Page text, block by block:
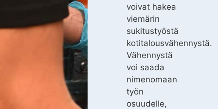
voivat hakea
viemärin
sukitustyöstä
kotitalousvähennystä.
Vähennystä
voi saada
nimenomaan
työn
osuudelle,